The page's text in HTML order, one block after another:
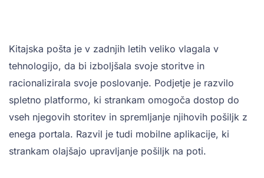
Kitajska pošta je v zadnjih letih veliko vlagala v
tehnologijo, da bi izboljšala svoje storitve in
racionalizirala svoje poslovanje. Podjetje je razvilo
spletno platformo, ki strankam omogoča dostop do
vseh njegovih storitev in spremljanje njihovih pošiljk z
enega portala. Razvil je tudi mobilne aplikacije, ki
strankam olajšajo upravljanje pošiljk na poti.